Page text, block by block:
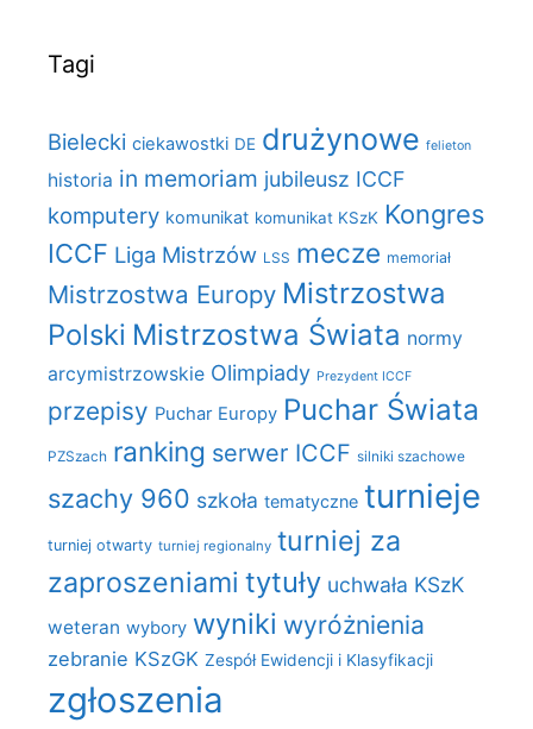
Tagi
Bielecki ciekawostki DE drużynowe felieton
historia in memoriam jubileusz ICCF
komputery komunikat komunikat KSzK Kongres
ICCF Liga Mistrzów LSS mecze memoriał
Mistrzostwa Europy Mistrzostwa
Polski Mistrzostwa Świata normy
arcymistrzowskie Olimpiady Prezydent ICCF
przepisy Puchar Europy Puchar Świata
PZSzach ranking serwer ICCF silniki szachowe
szachy 960 szkoła tematyczne turnieje
turniej otwarty turniej regionalny turniej za
zaproszeniami tytuły uchwała KSzK
weteran wybory wyniki wyróżnienia
zebranie KSzGK Zespół Ewidencji i Klasyfikacji
zgłoszenia